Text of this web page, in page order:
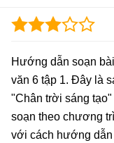
Hướng dẫn soạn
văn 6 tập 1. Đây là
"Chân trời sáng
soạn theo chương
với cách hướng dẫn